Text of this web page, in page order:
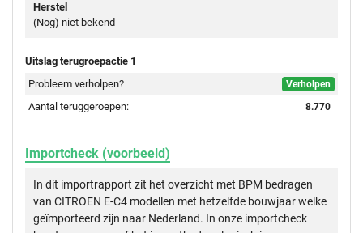
Herstel
(Nog) niet bekend
Uitslag terugroepactie 1
Probleem verholpen?
Verholpen
Aantal teruggeroepen: 8.770
Importcheck (voorbeeld)
In dit importrapport zit het overzicht met BPM bedragen
van CITROEN E-C4 modellen met hetzelfde bouwjaar welke
geïmporteerd zijn naar Nederland. In onze importcheck